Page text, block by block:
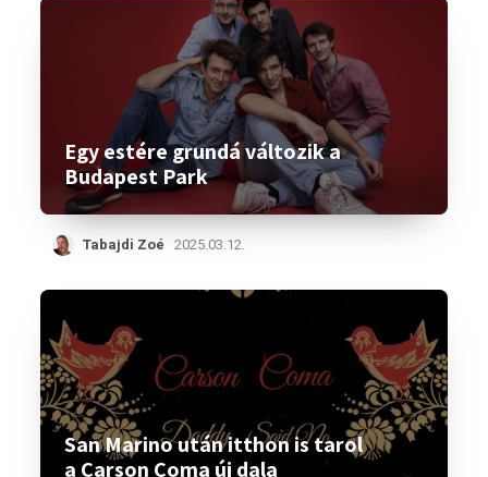
Egy estére grundá változik a
Budapest Park
Tabajdi Zoé 2025.03.12.
San Marino után itthon is tarol
a Carson Coma új dala